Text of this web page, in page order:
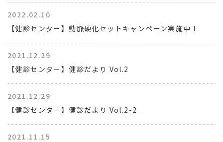
2022.02.10
【健診センター】動脈硬化セットキャンペーン実施中！
2021.12.29
【健診センター】健診だより Vol.2
2021.12.29
【健診センター】健診だより Vol.2-2
2021.11.15